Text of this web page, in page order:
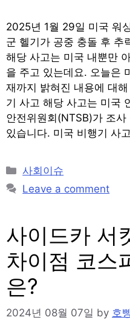
2025년 1월 29일 미국 워
군 헬기가 공중 충돌 후 추
해당 사고는 미국 내뿐만
을 주고 있는데요. 오늘은
재까지 밝혀진 내용에 대
기 사고 해당 사고는 미국
안전위원회(NTSB)가 조
있습니다. 미국 비행기 사
Categories
사회이슈
Leave a comment
사이드카 서
차이점 코스
은?
2024년 08월 07일 by 호